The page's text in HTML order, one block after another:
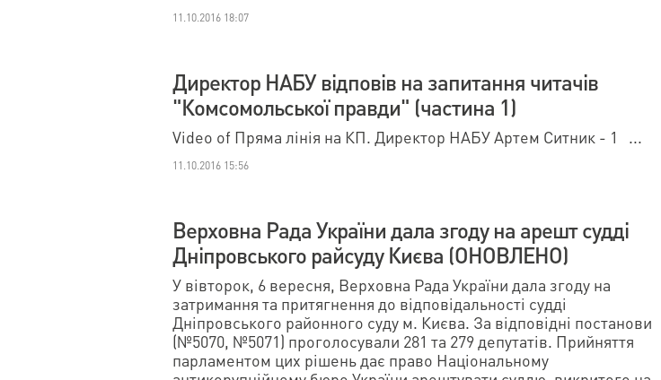
11.10.2016 18:07
Директор НАБУ відповів на запитання читачів
"Комсомольської правди" (частина 1)
Video of Пряма лінія на КП. Директор НАБУ Артем Ситник - 1 ...
11.10.2016 15:56
Верховна Рада України дала згоду на арешт судді
Дніпровського райсуду Києва (ОНОВЛЕНО)
У вівторок, 6 вересня, Верховна Рада України дала згоду на
затримання та притягнення до відповідальності судді
Дніпровського районного суду м. Києва. За відповідні постанови
(№5070, №5071) проголосували 281 та 279 депутатів. Прийняття
парламентом цих рішень дає право Національному